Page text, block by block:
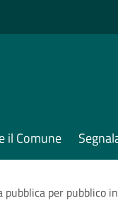
il Comune
pubblica per pubblico